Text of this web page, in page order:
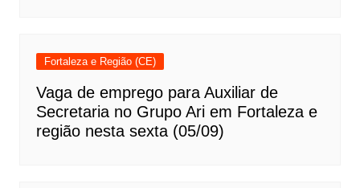
Fortaleza e Região (CE)
Vaga de emprego para Auxiliar de
Secretaria no Grupo Ari em Fortaleza e
região nesta sexta (05/09)